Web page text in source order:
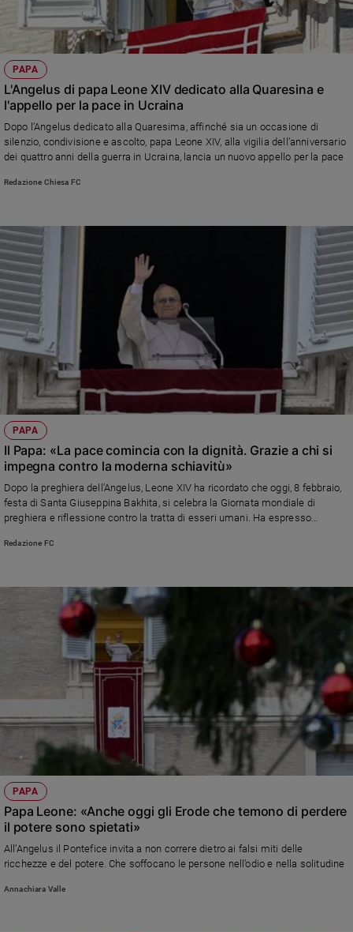
giorno
Società
e
valori
Ambiente
e
Creato
di
valore
Caso
della
settimana
Migranti
Diversità
e
inclusione
Costume
Cultura
e
spettacoli
2026
Cinema,
e
Libri
educazione
Genitori
Coppia
Scuola
e
giovani
Adolescenza
Bioetica
PAPA
L'Angelus di papa Leone XIV dedicato alla Quaresina e
l'appello per la pace in Ucraina
Dopo l’Angelus dedicato alla Quaresima, affinché sia un occasione di
silenzio, condivisione e ascolto, papa Leone XIV, alla vigilia dell’anniversario
dei quattro anni della guerra in Ucraina, lancia un nuovo appello per la pace
Redazione Chiesa FC
PAPA
Il Papa: «La pace comincia con la dignità. Grazie a chi si
impegna contro la moderna schiavitù»
Dopo la preghiera dell’Angelus, Leone XIV ha ricordato che oggi, 8 febbraio,
festa di Santa Giuseppina Bakhita, si celebra la Giornata mondiale di
preghiera e riflessione contro la tratta di esseri umani. Ha espresso
ancora un richiamo alla pace: «Il futuro sta nel rispetto e nella fratellanza fra
Redazione FC
PAPA
Papa Leone: «Anche oggi gli Erode che temono di perdere
il potere sono spietati»
All’Angelus il Pontefice invita a non correre dietro ai falsi miti delle
ricchezze e del potere. Che soffocano le persone nell’odio e nella solitudine
Annachiara Valle